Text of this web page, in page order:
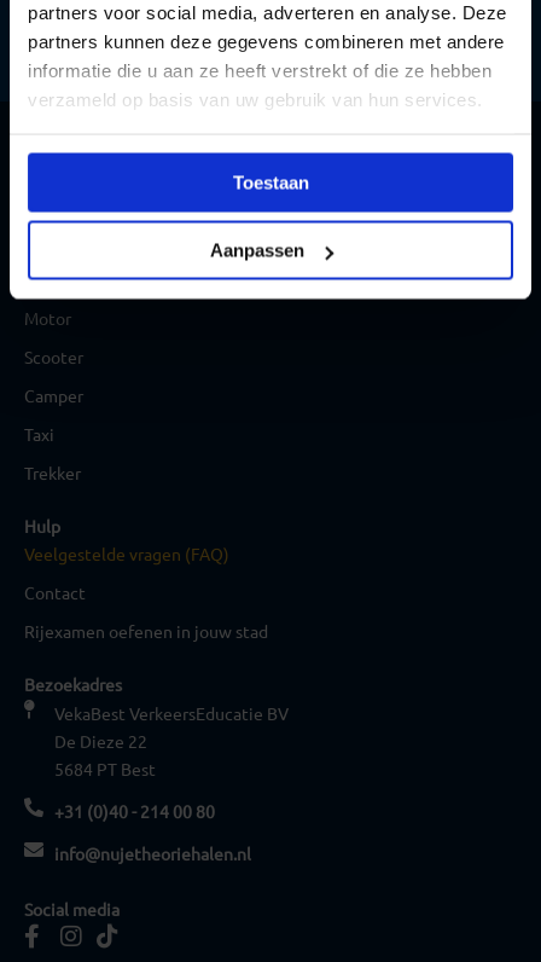
partners voor social media, adverteren en analyse. Deze
partners kunnen deze gegevens combineren met andere
informatie die u aan ze heeft verstrekt of die ze hebben
verzameld op basis van uw gebruik van hun services.
Toestaan
Aanpassen
Auto
Motor
Scooter
Camper
Taxi
Trekker
Hulp
Veelgestelde vragen (FAQ)
Contact
Rijexamen oefenen in jouw stad
Bezoekadres
VekaBest VerkeersEducatie BV
De Dieze 22
5684 PT Best
+31 (0)40 - 214 00 80
info@nujetheoriehalen.nl
Social media